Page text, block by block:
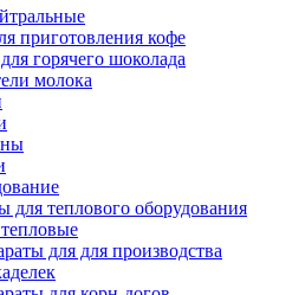
приготовления кофе
горячего шоколада
молока
для теплового оборудования
для для производства